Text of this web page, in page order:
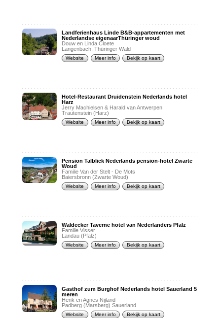
Landferienhaus Linde B&B-appartementen met
Nederlandse eigenaarThüringer woud
Douw en Linda Cloete
Langenbach, Thüringer Wald
Website Meer info Bekijk op kaart
Hotel-Restaurant Druidenstein Nederlands hotel
Harz
Jerry Machielsen & Harald van Antwerpen
Trautenstein (Harz)
Website Meer info Bekijk op kaart
Pension Talblick Nederlands pension-hotel Zwarte
Woud
Familie Van der Stelt - De Mots
Baiersbronn (Zwarte Woud)
Website Meer info Bekijk op kaart
Waldecker Taverne hotel van Nederlanders Pfalz
Familie Visser
Landau (Pfalz)
Website Meer info Bekijk op kaart
Gasthof zum Burghof Nederlands hotel Sauerland 5
meren
Henk en Agnes Nijland
Padberg (Marsberg) Sauerland
Website Meer info Bekijk op kaart